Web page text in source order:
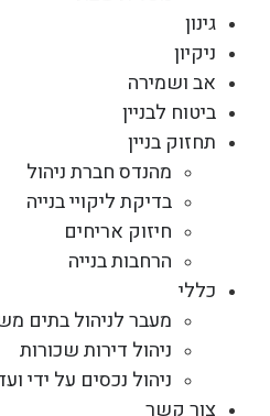
גינון
ניקיון
אב ושמירה
ביטוח לבניין
תחזוק בניין
מהנדס חברת ניהול
בדיקת ליקויי בנייה
חיזוק אריחים
הרחבות בנייה
כללי
מעבר לניהול בתים
ניהול דירות שכורות
ניהול נכסים על ידי
צור קשר